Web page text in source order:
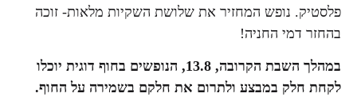
פלסטיק. נופש המחזיר את שלושת השקיות מלאות- זוכה
בהחזר דמי החניה!
במהלך השבת הקרובה, 13.8, הנופשים בחוף דוגית יוכלו
לקחת חלק במבצע ולתרום את חלקם בשמירה על החוף.